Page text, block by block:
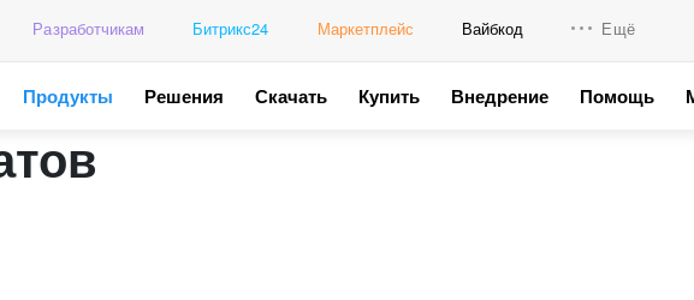
Разработчикам Битрикс24 Маркетплейс Вайбкод Ещё
Продукты Решения Скачать Купить Внедрение Помощь